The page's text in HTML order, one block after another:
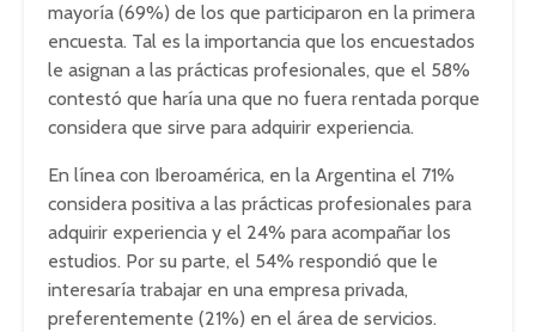
mayoría (69%) de los que participaron en la primera
encuesta. Tal es la importancia que los encuestados
le asignan a las prácticas profesionales, que el 58%
contestó que haría una que no fuera rentada porque
considera que sirve para adquirir experiencia.
En línea con Iberoamérica, en la Argentina el 71%
considera positiva a las prácticas profesionales para
adquirir experiencia y el 24% para acompañar los
estudios. Por su parte, el 54% respondió que le
interesaría trabajar en una empresa privada,
preferentemente (21%) en el área de servicios.